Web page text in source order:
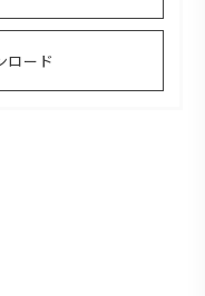
ロード